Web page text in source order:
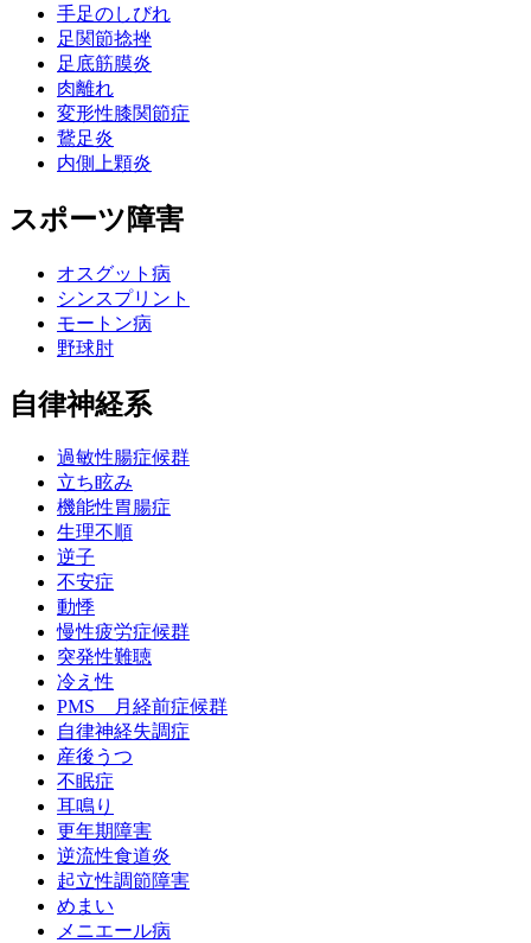
手足のしびれ
足関節捻挫
足底筋膜炎
肉離れ
変形性膝関節症
鵞足炎
内側上顆炎
スポーツ障害
オスグット病
シンスプリント
モートン病
野球肘
自律神経系
過敏性腸症候群
立ち眩み
機能性胃腸症
生理不順
逆子
不安症
動悸
慢性疲労症候群
突発性難聴
冷え性
PMS 月経前症候群
自律神経失調症
産後うつ
不眠症
耳鳴り
更年期障害
逆流性食道炎
起立性調節障害
めまい
メニエール病